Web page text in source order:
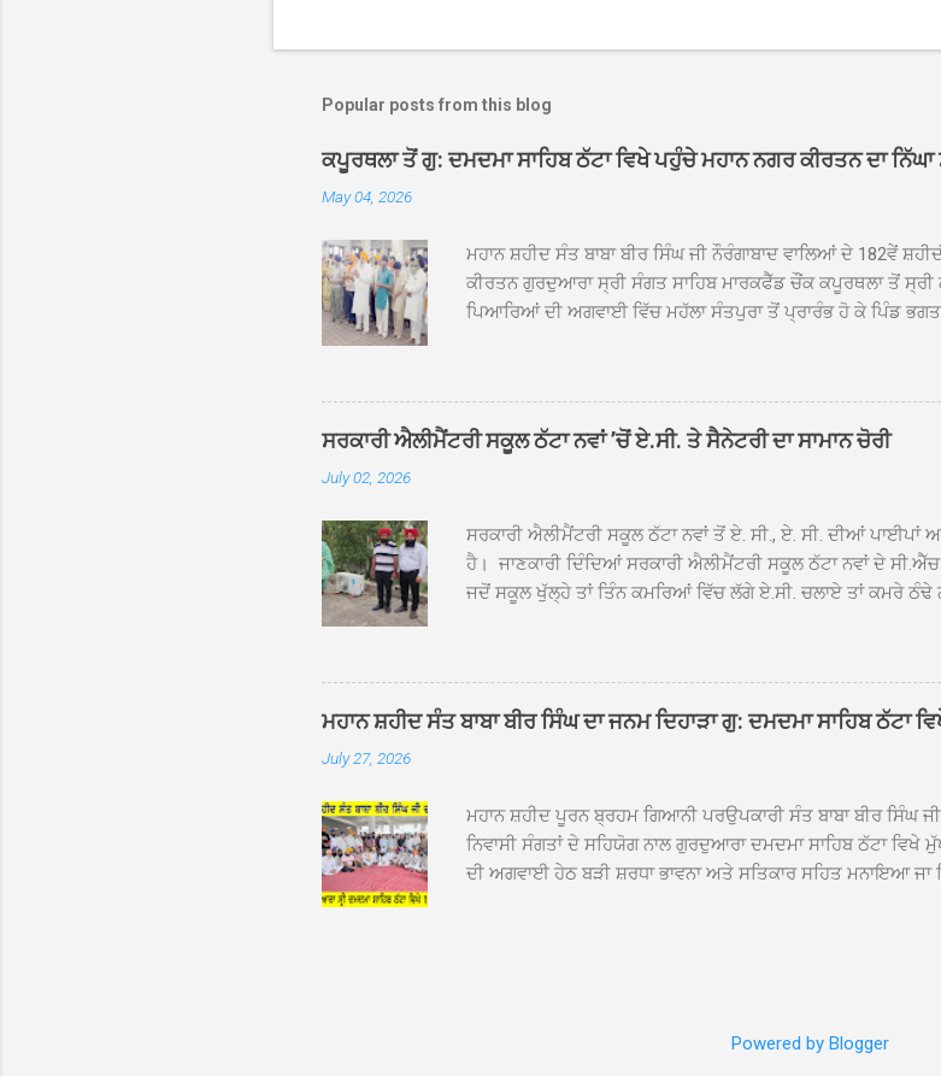
Popular posts from this blog
ਕਪੂਰਥਲਾ ਤੋਂ ਗੁ: ਦਮਦਮਾ ਸਾਹਿਬ ਠੱਟਾ ਵਿਖੇ ਪਹੁੰਚੇ ਮਹਾਨ ਨਗਰ ਕੀਰਤਨ ਦਾ
May 04, 2026
ਮਹਾਨ ਸ਼ਹੀਦ ਸੰਤ ਬਾਬਾ ਬੀਰ ਸਿੰਘ ਜੀ ਨੌਰੰਗਾਬਾਦ ਵਾਲਿਆਂ ਦੇ 182ਵੇਂ
ਕੀਰਤਨ ਗੁਰਦੁਆਰਾ ਸ੍ਰੀ ਸੰਗਤ ਸਾਹਿਬ ਮਾਰਕਫੈੱਡ ਚੌਂਕ ਕਪੂਰਥਲਾ ਤੋਂ ਸ੍ਰੀ
ਪਿਆਰਿਆਂ ਦੀ ਅਗਵਾਈ ਵਿੱਚ ਮਹੱਲਾ ਸੰਤਪੁਰਾ ਤੋਂ ਪ੍ਰਾਰੰਭ ਹੋ ਕੇ ਪਿੰਡ
ਦਮਦਮਾ ਸਾਹਿਬ ਠੱਟਾ ਵਿਖੇ ਪਹੁੰਚਿਆ। ਨਗਰ ਕੀਰਤਨ ਦੇ ਗੁਰਦੁਆਰਾ ਸ੍ਰੀ
ਸੰਤ ਬਾਬਾ ਹਰਜੀਤ ਸਿੰਘ ਤੇ ਇਲਾਕੇ ਦੀਆਂ ਸੰਗਤਾਂ ਵੱਲੋਂ ਜੈਕਾਰਿਆਂ ਦੀ ਗੂੰਜ
ਦਮਦਮਾ ਸਾਹਿਬ ਠੱਟਾ ਵਿਖੇ ਨਗਰ ਕੀਰਤਨ ਦੇ ਸਮਾਪਤੀ ਦੀ ਅਰਦਾਸ
ਪ੍ਰਬੰਧਕਾਂ ਦਾ ਗੁਰਦੁਆਰਾ ਦਮਦਮਾ ਸਾਹਿਬ ਠੱਟਾ ਦੇ ਮੁੱਖ ਸੇਵਾਦਾਰ ਸੰਤ
ਸਰਕਾਰੀ ਐਲੀਮੈਂਟਰੀ ਸਕੂਲ ਠੱਟਾ ਨਵਾਂ ’ਚੋਂ ਏ.ਸੀ. ਤੇ ਸੈਨੇਟਰੀ ਦਾ ਸਾਮਾਨ ਚੋਰੀ
July 02, 2026
ਸਰਕਾਰੀ ਐਲੀਮੈਂਟਰੀ ਸਕੂਲ ਠੱਟਾ ਨਵਾਂ ਤੋਂ ਏ. ਸੀ., ਏ. ਸੀ. ਦੀਆਂ ਪਾਈਪਾਂ
ਹੈ। ਜਾਣਕਾਰੀ ਦਿੰਦਿਆਂ ਸਰਕਾਰੀ ਐਲੀਮੈਂਟਰੀ ਸਕੂਲ ਠੱਟਾ ਨਵਾਂ ਦੇ
ਜਦੋਂ ਸਕੂਲ ਖੁੱਲ੍ਹੇ ਤਾਂ ਤਿੰਨ ਕਮਰਿਆਂ ਵਿੱਚ ਲੱਗੇ ਏ.ਸੀ. ਚਲਾਏ ਤਾਂ ਕਮਰੇ
ਹੋਈਆਂ ਸਨ। ਉਨ੍ਹਾਂ ਦੱਸਿਆ ਕਿ ਉਹ ਛੁੱਟੀਆਂ ਦੌਰਾਨ ਵੀ ਸਕੂਲ ਗੇੜਾ
20 ਤੋਂ 30 ਜੂਨ ਵਿਚਕਾਰ ਹੋਈ ਜਾਪਦੀ ਹੈ। ਇਸ ਮੌਕੇ ਸਕੂਲ ਸਟਾਫ ਮੈਂਬਰਾਂ
ਸਿੰਘ ਟੋਡਰਵਾਲ ਨੇ ਦੱਸਿਆ ਕਿ ਸਕੂਲ ਵਿੱਚ ਪਿਛਲੇ ਸਾਲ ਤਿੰਨ ਏ. ਸੀ. ਲਾਉਣ
ਜਿਸ ਦੀ ਮਾਪਿਆਂ ਨੇ ਖੂਬ ਪ੍ਰਸੰਸਾ ਕੀਤੀ ਸੀ। ਉਨ੍ਹਾਂ ਦੱਸਿਆ ਕਿ ਏਸੀ
ਮਹਾਨ ਸ਼ਹੀਦ ਸੰਤ ਬਾਬਾ ਬੀਰ ਸਿੰਘ ਦਾ ਜਨਮ ਦਿਹਾੜਾ ਗੁ: ਦਮਦਮਾ ਸਾਹਿਬ ਠੱਟਾ
July 27, 2026
ਮਹਾਨ ਸ਼ਹੀਦ ਪੂਰਨ ਬ੍ਰਹਮ ਗਿਆਨੀ ਪਰਉਪਕਾਰੀ ਸੰਤ ਬਾਬਾ ਬੀਰ ਸਿੰਘ
ਨਿਵਾਸੀ ਸੰਗਤਾਂ ਦੇ ਸਹਿਯੋਗ ਨਾਲ ਗੁਰਦੁਆਰਾ ਦਮਦਮਾ ਸਾਹਿਬ ਠੱਟਾ ਵਿਖੇ
ਦੀ ਅਗਵਾਈ ਹੇਠ ਬੜੀ ਸ਼ਰਧਾ ਭਾਵਨਾ ਅਤੇ ਸਤਿਕਾਰ ਸਹਿਤ ਮਨਾਇਆ
ਹੇਠ ਹੋਈ ਜਿਸ ਵਿਚ ਸਮੁੱਚੇ ਇਲਾਕੇ ਦੀਆਂ ਵੱਡੀ ਗਿਣਤੀ ਵਿੱਚਸੰਗਤਾਂ ਨੇ
ਸ਼ਖਸ਼ੀਅਤਾਂ ਸ਼ਿਰਕਤ ਕਰਨਗੀਆਂ। ਜਨਮ ਦਿਹਾੜੇ ਸਬੰਧੀ ਸਜਾਏ ਜਾ ਰਹੇ
Powered by Blogger